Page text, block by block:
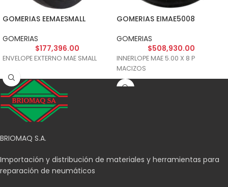
GOMERIAS EEMAESMALL
GOMERIAS
$177,396.00
ENVELOPE EXTERNO MAE SMALL
GOMERIAS EIMAE5008
GOMERIAS
$508,930.00
INNERLOPE MAE 5.00 X 8 P
MACIZOS
BRIOMAQ S.A.
Importación y distribución de materiales y herramientas para
reparación de neumáticos